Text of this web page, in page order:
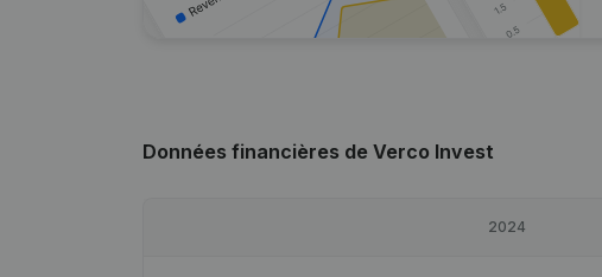
Données financières de Verco Invest
2024